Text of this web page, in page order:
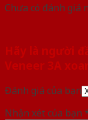
Chưa có đánh giá
Hãy là người
Veneer 3A
Đánh giá của bạn
Nhận xét của bạn